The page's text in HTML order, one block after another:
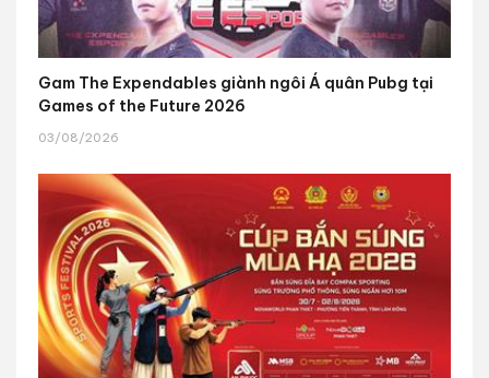
Gam The Expendables giành ngôi Á quân Pubg tại
Games of the Future 2026
03/08/2026